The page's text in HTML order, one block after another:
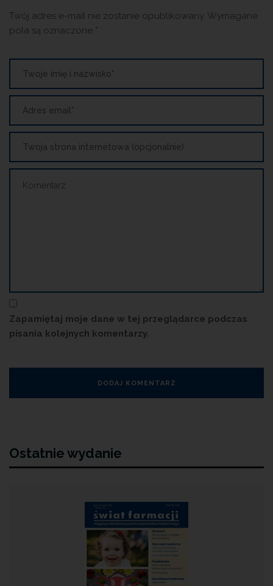
Twój adres e-mail nie zostanie opublikowany. Wymagane
pola są oznaczone *
Zapamiętaj moje dane w tej przeglądarce podczas
pisania kolejnych komentarzy.
Ostatnie wydanie